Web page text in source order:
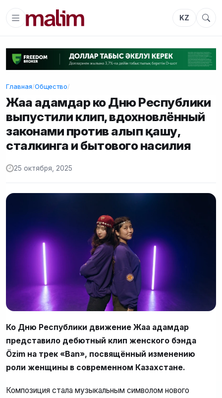
KZ
Главная/Общество/
Жаңа адамдар ко Дню Республики
выпустили клип, вдохновлённый
законами против алып қашу,
сталкинга и бытового насилия
25 октября, 2025
Ко Дню Республики движение Жаңа адамдар
представило дебютный клип женского бэнда
Özim на трек «Ban», посвящённый изменению
роли женщины в современном Казахстане.
Композиция стала музыкальным символом нового